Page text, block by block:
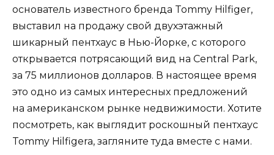
основатель известного бренда Tommy Hilfiger,
выставил на продажу свой двухэтажный
шикарный пентхаус в Нью-Йорке, с которого
открывается потрясающий вид на Central Park,
за 75 миллионов долларов. В настоящее время
это одно из самых интересных предложений
на американском рынке недвижимости. Хотите
посмотреть, как выглядит роскошный пентхаус
Tommy Hilfigera, загляните туда вместе с нами.